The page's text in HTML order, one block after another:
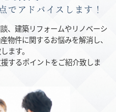
でアドバイスします！
、建築リフォームやリノベーシ
物件に関するお悩みを解消し、
ます。
するポイントをご紹介致しま